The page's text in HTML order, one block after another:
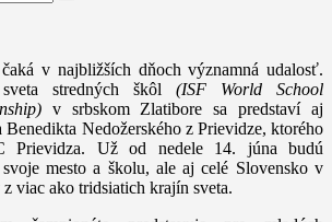
v najbližších dňoch významná udalosť.
stredných škôl (ISF World School
v srbskom Zlatibore sa predstaví aj
Nedožerského z Prievidze, ktorého
Prievidza. Už od nedele 14. júna budú
mesto a školu, ale aj celé Slovensko v
viac ako tridsiatich krajín sveta.